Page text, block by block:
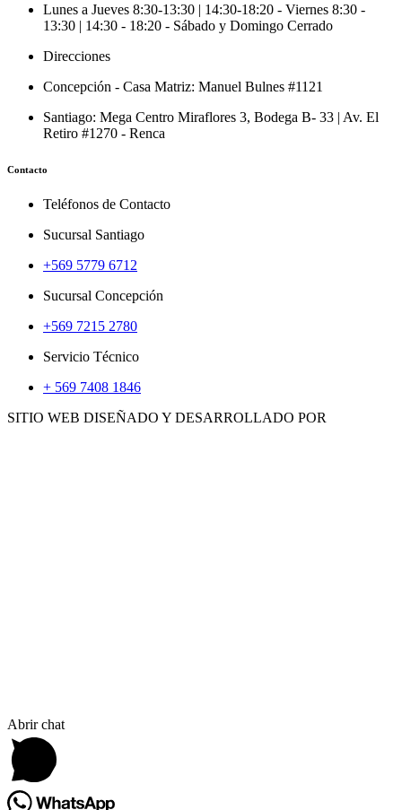
Lunes a Jueves 8:30-13:30 | 14:30-18:20 - Viernes 8:30 -
13:30 | 14:30 - 18:20 - Sábado y Domingo Cerrado
Direcciones
Concepción - Casa Matriz: Manuel Bulnes #1121
Santiago: Mega Centro Miraflores 3, Bodega B- 33 | Av. El
Retiro #1270 - Renca
Contacto
Teléfonos de Contacto
Sucursal Santiago
+569 5779 6712
Sucursal Concepción
+569 7215 2780
Servicio Técnico
+ 569 7408 1846
SITIO WEB DISEÑADO Y DESARROLLADO POR
Abrir chat